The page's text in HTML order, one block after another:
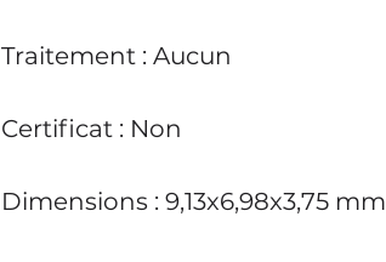
Traitement : Aucun
Certificat : Non
Dimensions : 9,13x6,98x3,75 mm